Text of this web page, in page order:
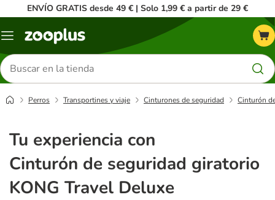
ENVÍO GRATIS desde 49 € | Solo 1,99 € a partir de 29 €
Menú
Buscar
productos
Perros Transportines y viaje Cinturones de seguridad Cinturón
Tu experiencia con
Cinturón de seguridad giratorio
KONG Travel Deluxe